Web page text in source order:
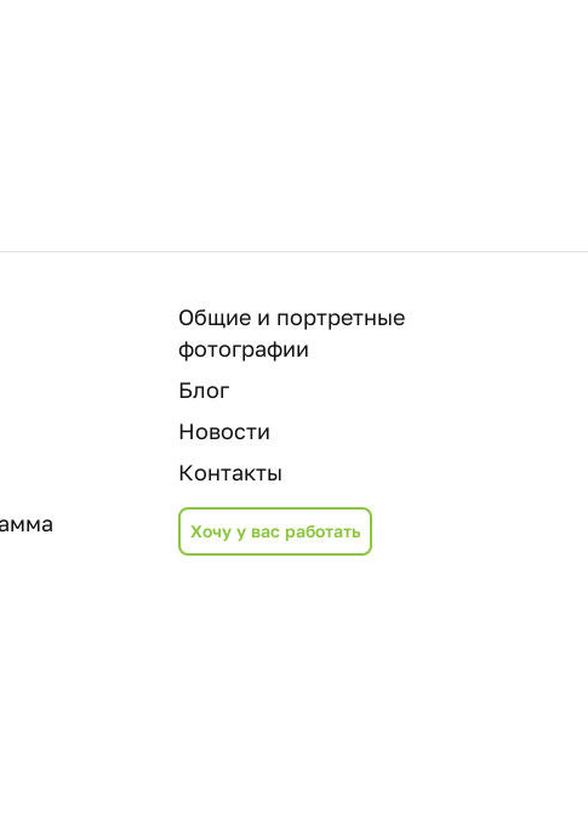
Общие и портретные
фотографии
Блог
Новости
Контакты
Хочу у вас работать